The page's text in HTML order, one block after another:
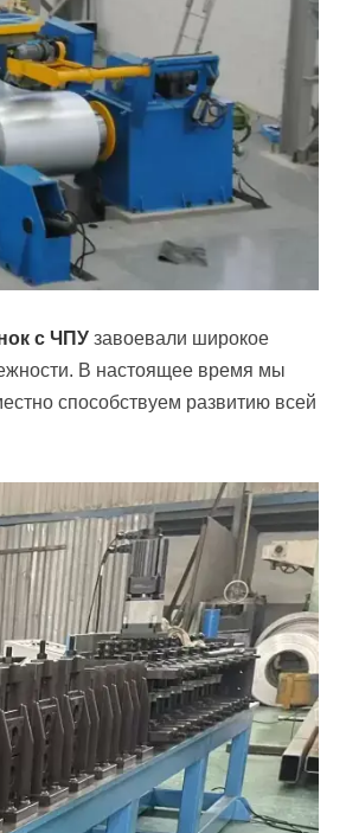
с ЧПУзавоевали широкое
В настоящее время мы
способствуем развитию всей